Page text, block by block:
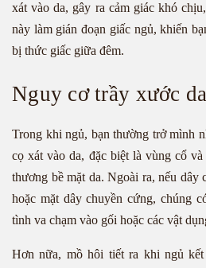
xát vào da, gây ra cảm giác khó
này làm gián đoạn giấc ngủ, khiến
bị thức giấc giữa đêm.
Nguy cơ trầy xước da
Trong khi ngủ, bạn thường trở mình
cọ xát vào da, đặc biệt là vùng cổ
thương bề mặt da. Ngoài ra, nếu dây
hoặc mặt dây chuyền cứng, chúng
tình va chạm vào gối hoặc các vật
Hơn nữa, mồ hôi tiết ra khi ngủ